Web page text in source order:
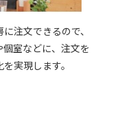
注文できるので、
室などに、注文を
実現します。